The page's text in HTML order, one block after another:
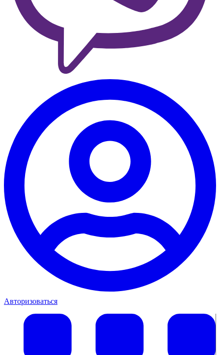
Авторизоваться